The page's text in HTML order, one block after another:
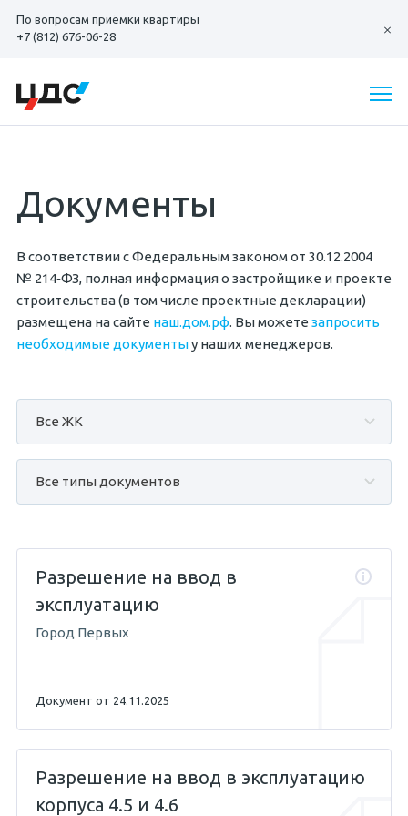
По вопросам приёмки квартиры
+7 (812) 676-06-28
Документы
В соответствии с Федеральным законом от 30.12.2004
№ 214‐ФЗ, полная информация о застройщике и проекте
строительства (в том числе проектные декларации)
размещена на сайте наш.дом.рф. Вы можете запросить
необходимые документыу наших менеджеров.
Разрешение на ввод в
эксплуатацию
Город Первых
Документ от 24.11.2025
Разрешение на ввод в эксплуатацию
корпуса 4.5 и 4.6